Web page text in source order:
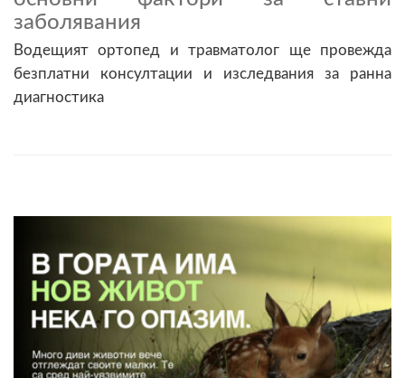
заболявания
Водещият ортопед и травматолог ще провежда
безплатни консултации и изследвания за ранна
диагностика